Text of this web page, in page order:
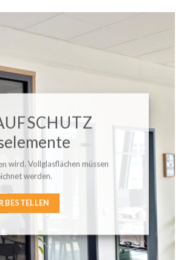
wird. Vollglasflächen müssen
werden.
BESTELLEN